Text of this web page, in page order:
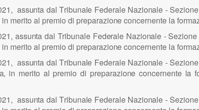
21, assunta dal Tribunale Federale Nazionale - Sezion
in merito al premio di preparazione concernente laform
21, assunta dal Tribunale Federale Nazionale - Sezione
in merito al premio di preparazione concernente laform
21, assunta dal Tribunale Federale Nazionale - Sezion
, in merito al premio di preparazione concernente la f
21, assunta dalTribunale Federale Nazionale - Sezion